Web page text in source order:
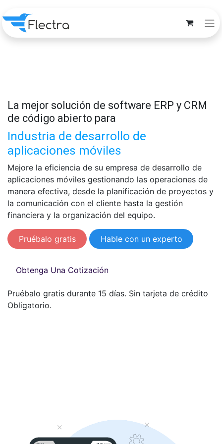
La mejor solución de software ERP y CRM
de código abierto para
Industria de desarrollo de
aplicaciones móviles
Mejore la eficiencia de su empresa de desarrollo de
aplicaciones móviles gestionando las operaciones de
manera efectiva, desde la planificación de proyectos y
la comunicación con el cliente hasta la gestión
financiera y la organización del equipo.
Pruébalo gratis Hable con un experto
Obtenga Una Cotización
Pruébalo gratis durante 15 días. Sin tarjeta de crédito
Obligatorio.